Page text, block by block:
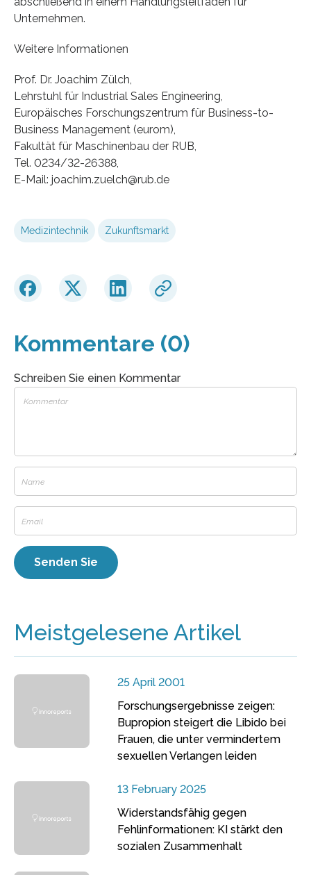
Unternehmen.
Weitere Informationen
Prof. Dr. Joachim Zülch,
Lehrstuhl für Industrial Sales Engineering,
Europäisches Forschungszentrum für Business-to-
Business Management (eurom),
Fakultät für Maschinenbau der RUB,
Tel. 0234/32-26388,
E-Mail: joachim.zuelch@rub.de
Medizintechnik Zukunftsmarkt
Kommentare (0)
Schreiben Sie einen Kommentar
Meistgelesene Artikel
25 April 2001
Forschungsergebnisse zeigen:
Bupropion steigert die Libido bei
Frauen, die unter vermindertem
sexuellen Verlangen leiden
13 February 2025
Widerstandsfähig gegen
Fehlinformationen: KI stärkt den
sozialen Zusammenhalt